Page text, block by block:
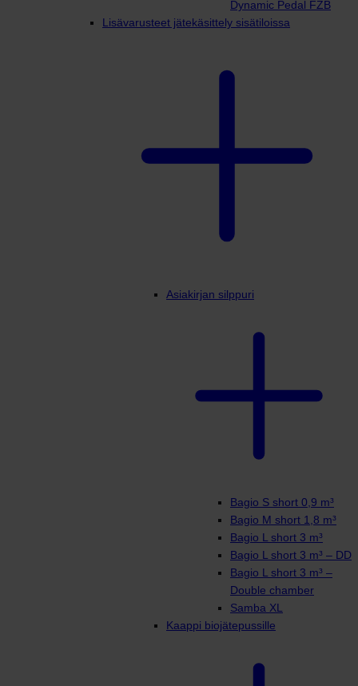
Dynamic Pedal FZB
Lisävarusteet jätekäsittely sisätiloissa
Asiakirjan silppuri
Bagio S short 0,9 m³
Bagio M short 1,8 m³
Bagio L short 3 m³
Bagio L short 3 m³ – DD
Bagio L short 3 m³ –
Double chamber
Samba XL
Kaappi biojätepussille